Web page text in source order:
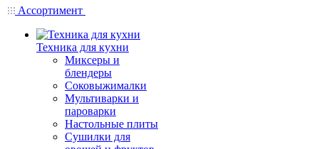
Ассортимент
Техника для кухни
Миксеры и
блендеры
Соковыжималки
Мультиварки и
пароварки
Настольные плиты
Сушилки для